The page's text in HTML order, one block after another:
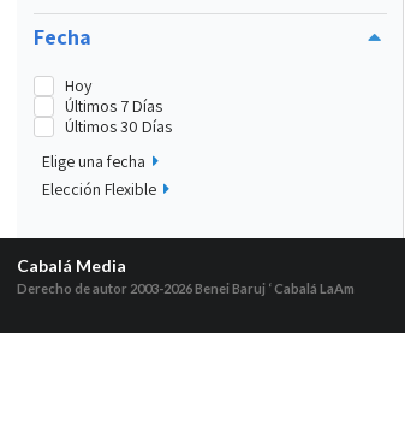
Fecha
Hoy
Últimos 7 Días
Últimos 30 Días
Elige una fecha
Elección Flexible
Cabalá Media
Derecho de autor 2003-2026Benei Baruj ‘ Cabalá LaAm